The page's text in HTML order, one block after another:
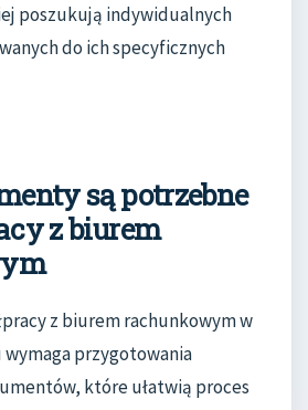
poszukują indywidualnych
do ich specyficznych
są potrzebne
z biurem
z biurem rachunkowym w
przygotowania
które ułatwią proces